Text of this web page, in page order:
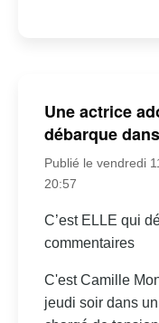
Une actrice
débarque
Publié le vendredi
20:57
C’est ELLE qui
commentaires
C'est Camille
jeudi soir dans